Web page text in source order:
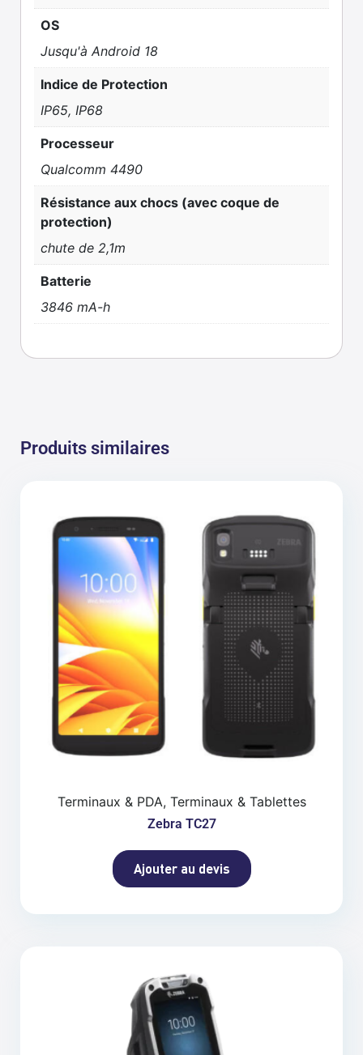
OS
Jusqu'à Android 18
Indice de Protection
IP65, IP68
Processeur
Qualcomm 4490
Résistance aux chocs (avec coque de
protection)
chute de 2,1m
Batterie
3846 mA-h
Produits similaires
Terminaux & PDA, Terminaux & Tablettes
Zebra TC27
Ajouter au devis